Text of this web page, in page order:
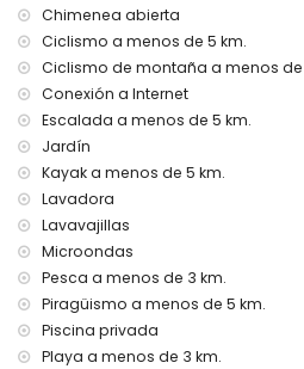
Instalaciones y servicios incluidos
de la villa
internet (WiFi)
aspiradora y plancha con
ropa de cama y toallas
servicio de recepción y
calefacción por aire y aire
Instalaciones y servicios con coste
servicio de aeropuerto
cama extra y cuna/cama para
Entretenimiento y actividades de
en Jávea, Costa Blanca
discoteca, bar, paseo (El
Chimenea abierta
Ciclismo a menos de 5 km.
Ciclismo de montaña a menos de
Conexión a Internet
Escalada a menos de 5 km.
Jardín
Kayak a menos de 5 km.
Lavadora
Lavavajillas
Microondas
Pesca a menos de 3 km.
Piragüismo a menos de 5 km.
Piscina privada
Playa a menos de 3 km.